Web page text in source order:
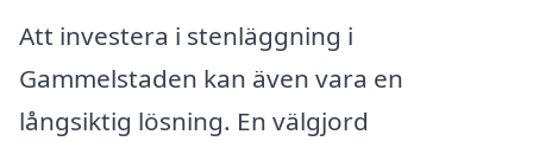
Att investera i stenläggning i
Gammelstaden kan även vara en
långsiktig lösning. En välgjord